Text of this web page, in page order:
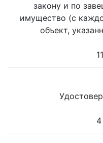
закону и по
имущество (с
объект,